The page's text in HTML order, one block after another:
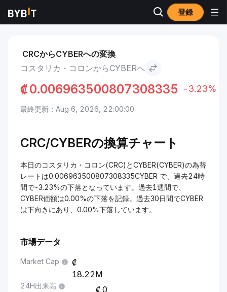
登録
市場 CYBER 価格 CYBER コスタリカ・コロン to CYBER
CRCからCYBERへの変換
コスタリカ・コロンからCYBERへ
₡0.006963500807308335 -3.23%
最終更新：Aug 6, 2026, 22:00:00
CRC/CYBERの換算チャート
本日のコスタリカ・コロン(CRC)とCYBER(CYBER)の為替
レートは0.006963500807308335CYBER で、過去24時
間で-3.23%の下落となっています。過去1週間で、
CYBER価額は0.00%の下落を記録。過去30日間でCYBER
は下向きにあり、0.00%下落しています。
市場データ
Market Cap
18.22M
24H出来高 0